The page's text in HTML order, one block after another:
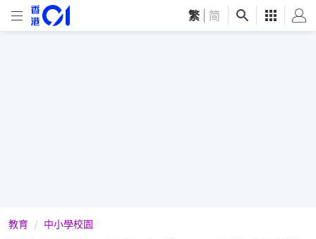
繁 简
教育 中小學校園